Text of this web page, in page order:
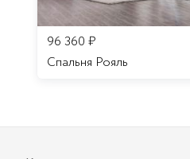
96 360 ₽
Спальня Рояль